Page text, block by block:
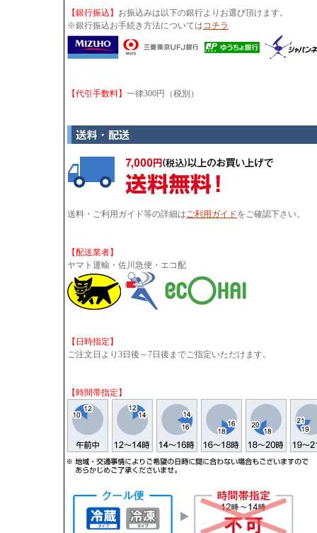
【銀行振込】 お振込みは以下の銀行よりお選び頂けます。
※銀行振込お手続き方法についてはコチラ
【代引手数料】 一律300円（税別）
送料・ご利用ガイド等の詳細はご利用ガイドをご確認下さい。
【配送業者】
ヤマト運輸・佐川急便・エコ配
【日時指定】
ご注文日より3日後～7日後までご指定いただけます。
【時間帯指定】